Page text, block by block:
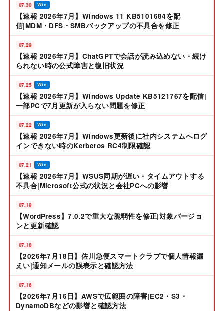
07.30 Win
【速報 2026年7月】Windows 11 KB5101684を配
信|MDM・DFS・SMBバックアップの不具合を修正
07.29
【速報 2026年7月】ChatGPTで会話が読み込めない・続け
られない時の公式障害と復旧状況
07.25 Win
【速報 2026年7月】Windows Update KB5121767を配信|
一部PCで7月更新が入らない問題を修正
07.22 Win
【速報 2026年7月】Windows更新後に社内システムへログ
インできない時のKerberos RC4制限確認
07.21 Win
【速報 2026年7月】WSUS同期が遅い・タイムアウトする
不具合|Microsoft公式の状況と会社PCへの影響
07.19
【WordPress】7.0.2で重大な脆弱性を修正|対象バージョ
ンと更新確認
07.18
【2026年7月18日】佐川急便スマートクラブで個人情報漏
えい|通知メールの誤表示と確認方法
07.16
【2026年7月16日】AWSで広範囲の障害|EC2・S3・
DynamoDBなどの影響と確認方法